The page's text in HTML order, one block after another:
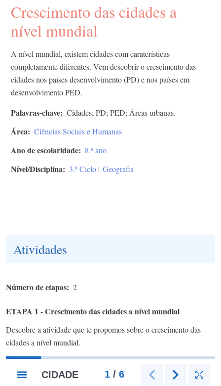
Crescimento das cidades a
nível mundial
A nível mundial, existem cidades com caraterísticas
completamente diferentes. Vem descobrir o crescimento das
cidades nos países desenvolvimento (PD) e nos países em
desenvolvimento PED.
Palavras-chave Cidades; PD; PED; Áreas urbanas.
Área Ciências Sociais e Humanas
Ano de escolaridade 8.º ano
Nível/Disciplina 3.º Ciclo | Geografia
Atividades
Número de etapas 2
ETAPA 1 - Crescimento das cidades a nível mundial
Descobre a atividade que te propomos sobre o crescimento das
cidades a nível mundial.